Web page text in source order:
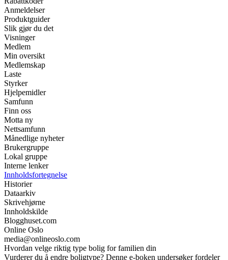
Anmeldelser
Produktguider
Slik gjør du det
Visninger
Medlem
Min oversikt
Medlemskap
Laste
Styrker
Hjelpemidler
Samfunn
Finn oss
Motta ny
Nettsamfunn
Månedlige nyheter
Brukergruppe
Lokal gruppe
Interne lenker
Innholdsfortegnelse
Historier
Dataarkiv
Skrivehjørne
Innholdskilde
Blogghuset.com
Online Oslo
media@onlineoslo.com
Hvordan velge riktig type bolig for familien din
Vurderer du å endre boligtype? Denne e-boken undersøker fordeler